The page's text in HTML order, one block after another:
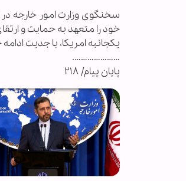
سخنگوی وزارت امور خارجه در
خود را متعهد به حمایت و
یکجانبه امریکا، با جدیت
………………….
پایان پیام/ ۲۱۸